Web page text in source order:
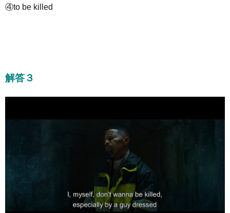
④to be killed
解答３